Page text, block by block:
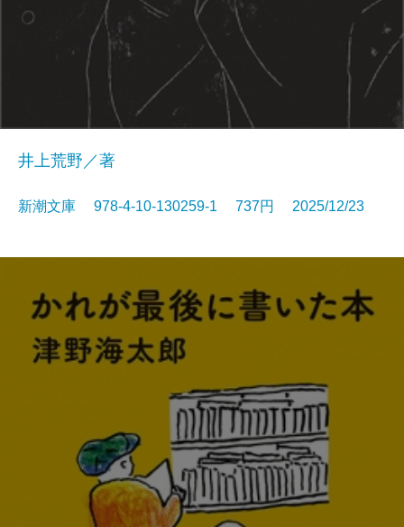
井上荒野／著
新潮文庫 978-4-10-130259-1 737円 2025/12/23